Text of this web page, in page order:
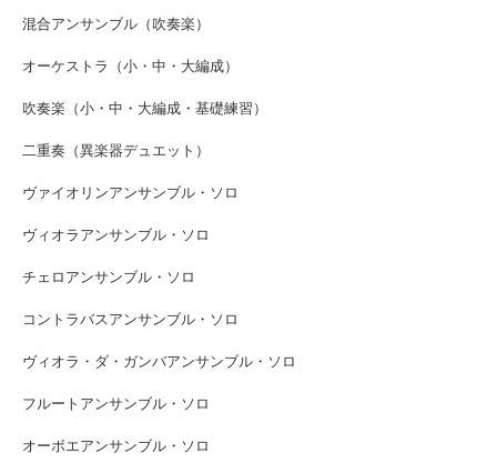
混合アンサンブル（吹奏楽）
オーケストラ（小・中・大編成）
吹奏楽（小・中・大編成・基礎練習）
二重奏（異楽器デュエット）
ヴァイオリンアンサンブル・ソロ
ヴィオラアンサンブル・ソロ
チェロアンサンブル・ソロ
コントラバスアンサンブル・ソロ
ヴィオラ・ダ・ガンバアンサンブル・ソロ
フルートアンサンブル・ソロ
オーボエアンサンブル・ソロ